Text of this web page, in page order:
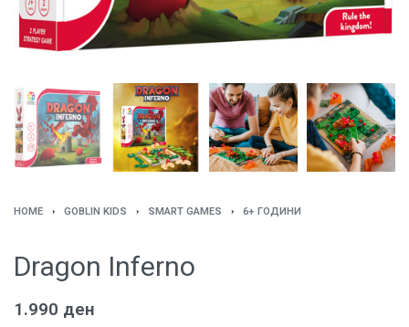
HOME › GOBLIN KIDS › SMART GAMES › 6+ ГОДИНИ
Dragon Inferno
1.990 ден